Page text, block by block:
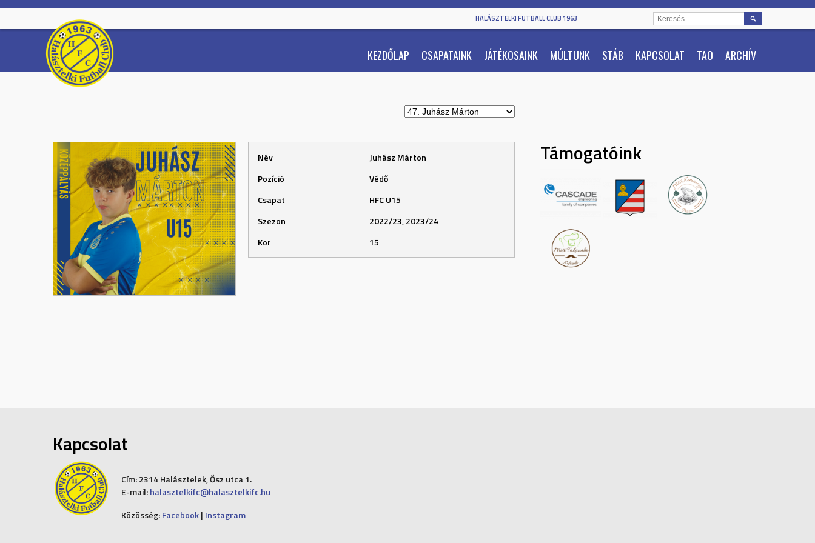
Skip
content
HALÁSZTELKI FUTBALL CLUB 1963
KEZDŐLAP CSAPATAINK JÁTÉKOSAINK MÚLTUNK STÁB KAPCSOLAT TAO ARCHÍV
KERESÉS:
Név
Juhász Márton
Pozíció
Védő
Csapat
HFC U15
Szezon
2022/23, 2023/24
Kor
15
Támogatóink
Kapcsolat
Cím:2314 Halásztelek, Ősz utca 1.
E-mail: halasztelkifc@halasztelkifc.hu
Közösség: Facebook| Instagram